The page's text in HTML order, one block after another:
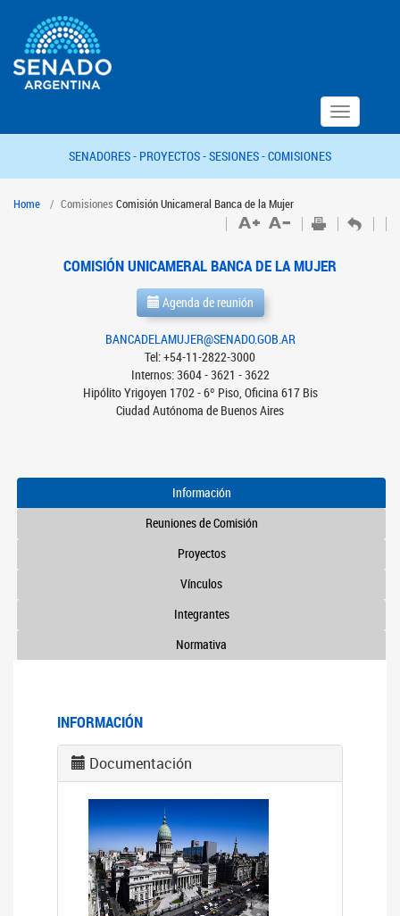
Toggle
navigation
SENADORES - PROYECTOS -SESIONES -COMISIONES
Home Comisiones Comisión Unicameral Banca de la Mujer
COMISIÓN UNICAMERAL BANCA DE LA MUJER
Agenda de reunión
BANCADELAMUJER@SENADO.GOB.AR
Tel: +54-11-2822-3000
Internos: 3604 - 3621 - 3622
Hipólito Yrigoyen 1702 - 6º Piso, Oficina 617 Bis
Ciudad Autónoma de Buenos Aires
Información
Reuniones de Comisión
Proyectos
Vínculos
Integrantes
Normativa
INFORMACIÓN
Documentación